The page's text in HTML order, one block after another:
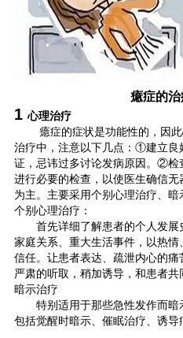
癔症的
1 心理治疗
癔症的症状是功能性的，因此
治疗中，注意以下几点：①建立良
证，忌讳过多讨论发病原因。②检
进行必要的检查，以使医生确信
为主。主要采用个别心理治疗、暗
个别心理治疗：
首先详细了解患者的个人发展
家庭关系、重大生活事件，以热
信任。让患者表达、疏泄内心的痛
严肃的听取，稍加诱导，和患者共
暗示治疗
特别适用于那些急性发作而暗
包括觉醒时暗示、催眠治疗、诱导